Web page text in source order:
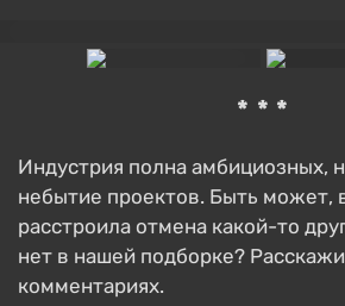
***
Индустрия полна амбициозных,
небытие проектов. Быть может,
расстроила отмена какой-то
нет в нашей подборке?
комментариях.